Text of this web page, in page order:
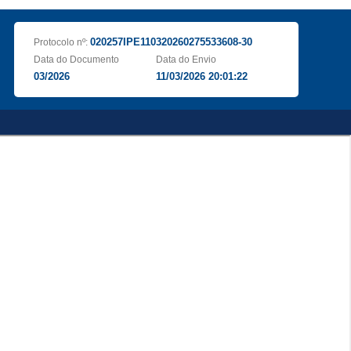
Protocolo nº: 020257IPE110320260275533608-30
Data do Documento
03/2026
Data do Envio
11/03/2026 20:01:22